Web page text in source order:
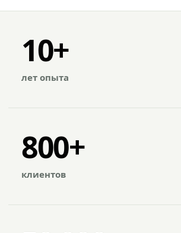
10+
лет опыта
800+
клиентов